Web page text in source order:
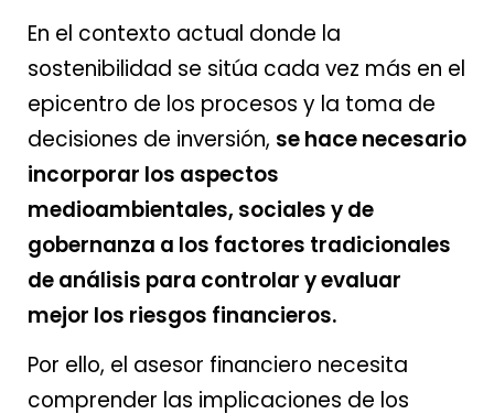
En el contexto actual donde la
sostenibilidad se sitúa cada vez más en el
epicentro de los procesos y la toma de
decisiones de inversión, se hace necesario
incorporar los aspectos
medioambientales, sociales y de
gobernanza a los factores tradicionales
de análisis para controlar y evaluar
mejor los riesgos financieros.
Por ello, el asesor financiero necesita
comprender las implicaciones de los